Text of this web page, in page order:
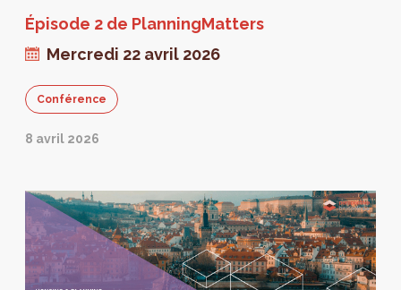
Épisode 2 de PlanningMatters
Mercredi 22 avril 2026
Conférence
8 avril 2026